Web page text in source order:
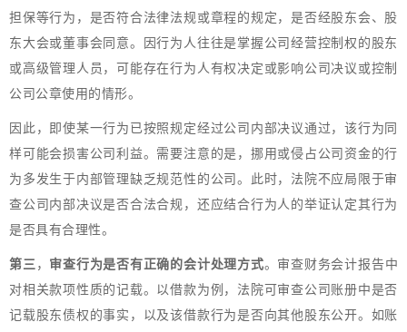
担保等行为，是否符合法律法规或章程的规定，是否经股东会、股
东大会或董事会同意。因行为人往往是掌握公司经营控制权的股东
或高级管理人员，可能存在行为人有权决定或影响公司决议或控制
公司公章使用的情形。
因此，即使某一行为已按照规定经过公司内部决议通过，该行为同
样可能会损害公司利益。需要注意的是，挪用或侵占公司资金的行
为多发生于内部管理缺乏规范性的公司。此时，法院不应局限于审
查公司内部决议是否合法合规，还应结合行为人的举证认定其行为
是否具有合理性。
第三 ， 审查行为是否有正确的会计处理方式。审查财务会计报告中
对相关款项性质的记载。以借款为例，法院可审查公司账册中是否
记载股东债权的事实，以及该借款行为是否向其他股东公开。如账